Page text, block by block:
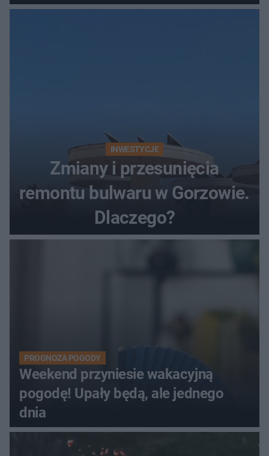
z lat 70.
INWESTYCJE
Zmiany i przesunięcia
remontu bulwaru w Gorzowie.
Dlaczego?
PROGNOZA POGODY
Weekend przyniesie wakacyjną
pogodę! Upały będą, ale jednego
dnia